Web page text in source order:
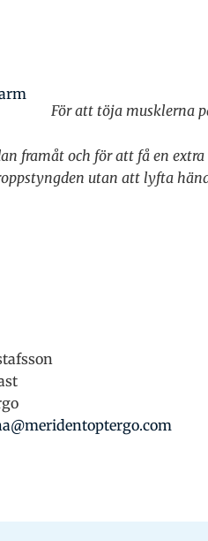
För att töja musklerna
framåt och för att få en
utan att lyfta